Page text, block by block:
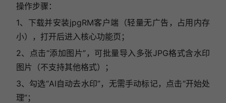
操作步骤：
1、下载并安装jpgRM客户端（轻量无广告，占用内存
小），打开后进入核心功能页；
2、点击“添加图片”，可批量导入多张JPG格式含水印
图片（不支持其他格式）；
3、勾选“AI自动去水印”，无需手动标记，点击“开始处
理”；